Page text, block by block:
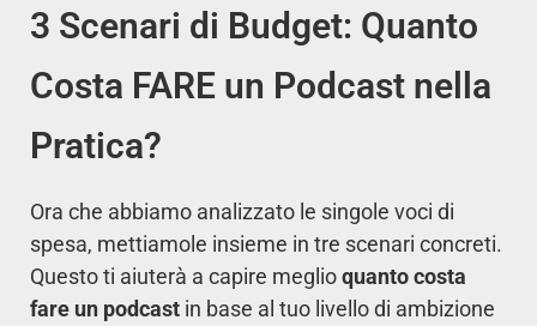
3 Scenari di Budget: Quanto
Costa FARE un Podcast nella
Pratica?
Ora che abbiamo analizzato le singole voci di
spesa, mettiamole insieme in tre scenari concreti.
Questo ti aiuterà a capire meglioquanto costa
fare un podcast in base al tuo livello di ambizione